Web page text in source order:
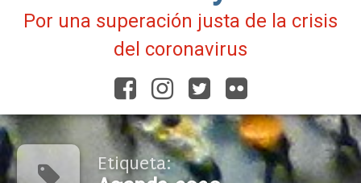
Por una superación justa de la crisis
del coronavirus
FacebookInstagram
TwitterFlickr
Etiqueta: